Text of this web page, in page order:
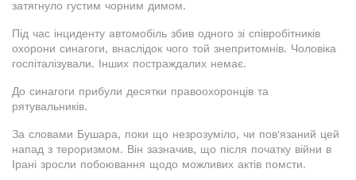
затягнуло густим чорним димом.
Під час інциденту автомобіль збив одного зі співробітників
охорони синагоги, внаслідок чого той знепритомнів. Чоловіка
госпіталізували. Інших постраждалих немає.
До синагоги прибули десятки правоохоронців та
рятувальників.
За словами Бушара, поки що незрозуміло, чи пов'язаний цей
напад з тероризмом. Він зазначив, що після початку війни в
Ірані зросли побоювання щодо можливих актів помсти.